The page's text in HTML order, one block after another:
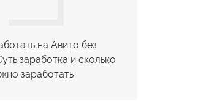
на Авито без
заработка и сколько
заработать